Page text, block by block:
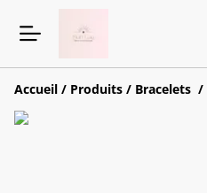
Accueil / Produits / Bracelets /